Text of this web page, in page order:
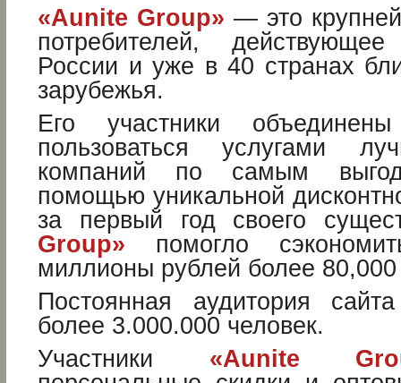
«Aunite Group» — это
потребителей,
России и уже в 40 странах
зарубежья.
Его участники
пользоваться услугами
компаний по самым
помощью уникальной
за первый год своего
Group» помогло
миллионы рублей более
Постоянная аудитория
более 3.000.000 человек.
Участники «Aunite